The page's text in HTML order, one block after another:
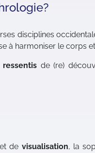
disciplines
à harmoniser le corps
de (re)
de visualisation, la